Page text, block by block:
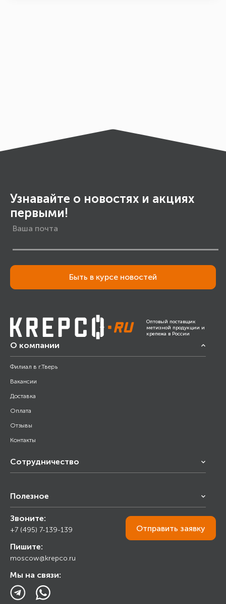
Узнавайте о новостях и акциях
первыми!
Быть в курсе новостей
Оптовый поставщик
метизной продукции и
крепежа в России
О компании
Филиал в г.Тверь
Вакансии
Доставка
Оплата
Отзывы
Контакты
Сотрудничество
Снабжение строительства
Торговым организациям
Полезное
Калькулятор
Прайс лист
Ответы на вопросы
Блог
Звоните:
+7 (495) 7-139-139
Пишите:
moscow@krepco.ru
Мы на связи:
Отправить заявку